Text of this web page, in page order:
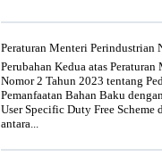
Peraturan Menteri Perindustrian
Perubahan Kedua atas
Nomor 2 Tahun 2023 tentang
Pemanfaatan Bahan Baku
User Specific Duty Free Scheme
antara...